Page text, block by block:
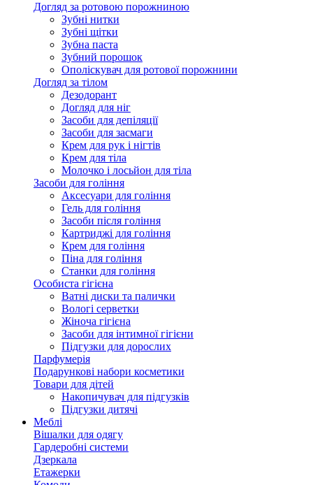
Догляд за ротовою порожниною
Зубні нитки
Зубні щітки
Зубна паста
Зубний порошок
Ополіскувач для ротової порожнини
Догляд за тілом
Дезодорант
Догляд для ніг
Засоби для депіляції
Засоби для засмаги
Крем для рук і нігтів
Крем для тіла
Молочко і лосьйон для тіла
Засоби для гоління
Аксесуари для гоління
Гель для гоління
Засоби після гоління
Картриджі для гоління
Крем для гоління
Піна для гоління
Станки для гоління
Особиста гігієна
Ватні диски та палички
Вологі серветки
Жіноча гігієна
Засоби для інтимної гігієни
Підгузки для дорослих
Парфумерія
Подарункові набори косметики
Товари для дітей
Накопичувач для підгузків
Підгузки дитячі
Меблі
Вішалки для одягу
Гардеробні системи
Дзеркала
Етажерки